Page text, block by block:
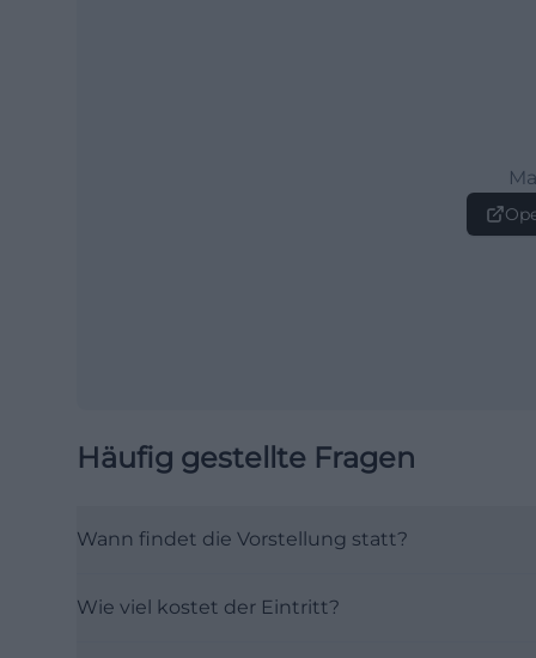
Häufig gestellte Fragen
Wann findet die Vorstellung statt?
Wie viel kostet der Eintritt?